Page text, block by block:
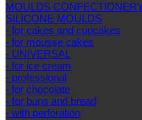
MOULDS
SILICONE MOULDS
- for cakes and cupcakes
- for mousse cakes
- UNIVERSAL
- for ice cream
- professional
- for chocolate
- for buns and bread
- with perforation